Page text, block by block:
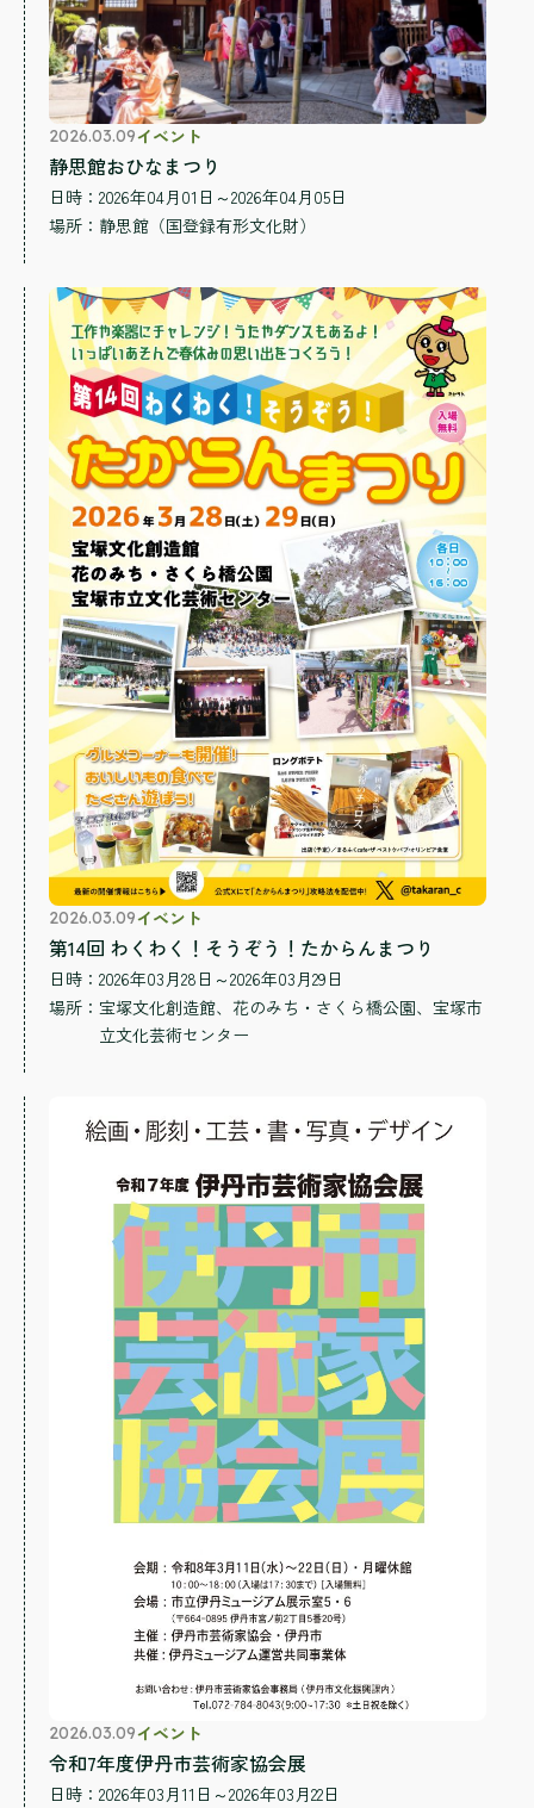
2026.03.09イベント
静思館おひなまつり
日時：2026年04月01日～2026年04月05日
場所： 静思館（国登録有形文化財）
2026.03.09イベント
第14回 わくわく！そうぞう！たからんまつり
日時：2026年03月28日～2026年03月29日
場所： 宝塚文化創造館、花のみち・さくら橋公園、宝塚市
立文化芸術センター
2026.03.09イベント
令和7年度伊丹市芸術家協会展
日時：2026年03月11日～2026年03月22日